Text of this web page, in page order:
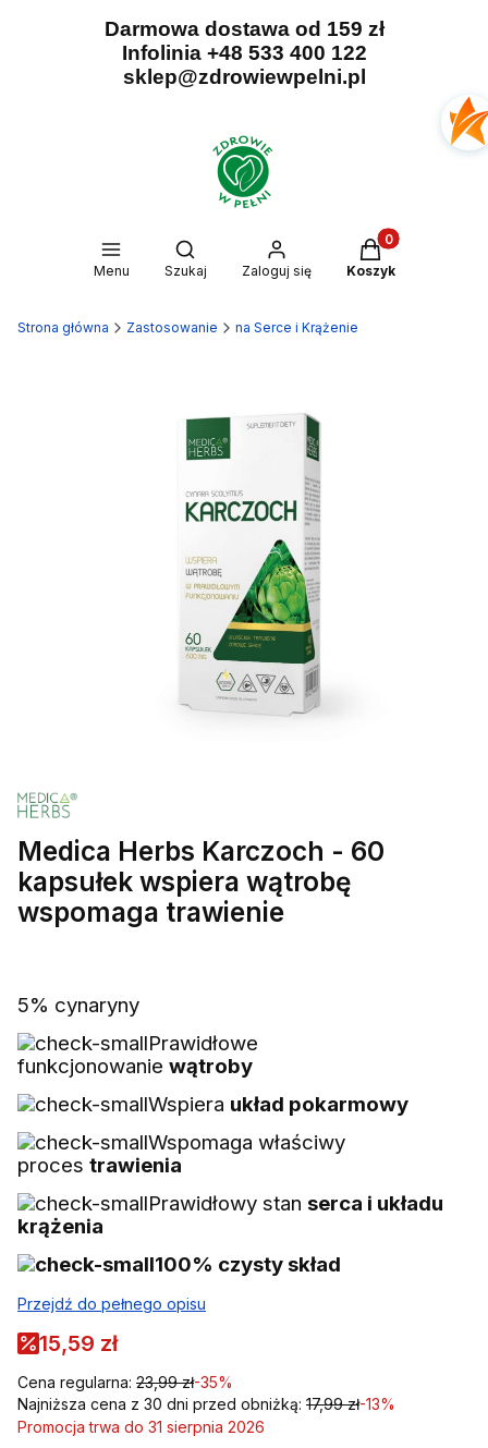
Darmowa dostawa od 159 zł
Infolinia +48 533 400 122
sklep@zdrowiewpelni.pl
Menu
Otwórz wyszukiwarkę
Szukaj Zaloguj się
Produkty w
Koszyk
Strona główna Zastosowanie na Serce i Krążenie
Medica Herbs Karczoch - 60
kapsułek wspiera wątrobę
wspomaga trawienie
5% cynaryny
Prawidłowe
funkcjonowanie wątroby
Wspiera układ pokarmowy
Wspomaga właściwy
proces trawienia
Prawidłowy stan serca i układu
krążenia
100% czysty skład
Przejdź do pełnego opisu
15,59 zł
Cena regularna: 23,99 zł-35%
Najniższa cena z 30 dni przed obniżką: 17,99 zł-13%
Promocja trwa do 31 sierpnia 2026